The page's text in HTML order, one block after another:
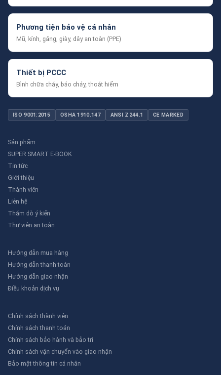
Phương tiện bảo vệ cá nhân
Mũ, kính, găng, giày, dây an toàn (PPE)
Thiết bị PCCC
Bình chữa cháy, báo cháy, thoát hiểm
ISO 9001:2015 OSHA 1910.147 ANSI Z244.1 CE MARKED
Sản phẩm
SUPER SMART E-BOOK
Tin tức
Giới thiệu
Thành viên
Liên hệ
Thăm dò ý kiến
Thư viên an toàn
Hướng dẫn mua hàng
Hướng dẫn thanh toán
Hướng dẫn giao nhận
Điều khoản dịch vụ
Chính sách thành viên
Chính sách thanh toán
Chính sách bảo hành và bảo trì
Chính sách vận chuyển vào giao nhận
Bảo mật thông tin cá nhân